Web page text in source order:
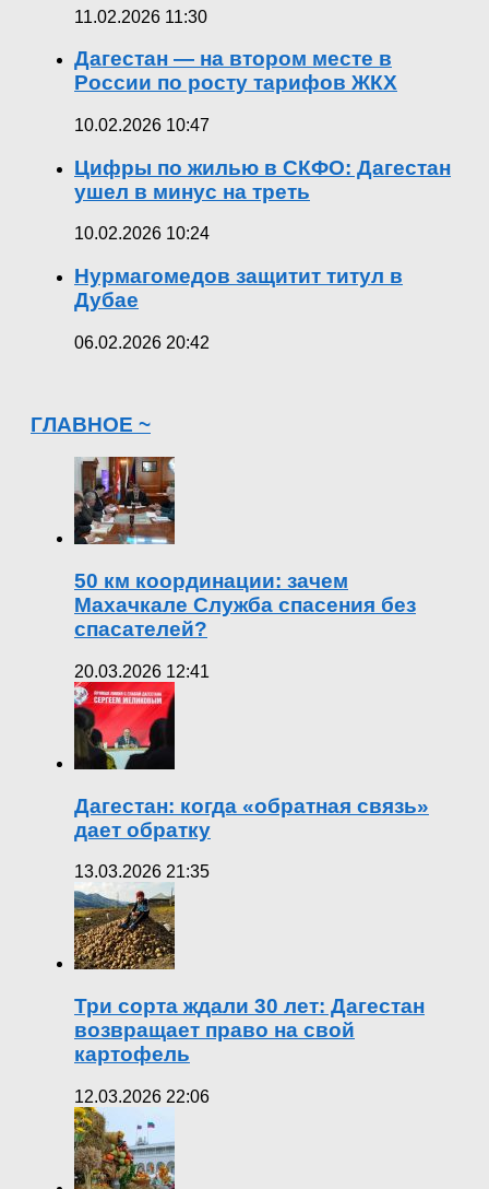
11.02.2026 11:30
Дагестан — на втором месте в
России по росту тарифов ЖКХ
10.02.2026 10:47
Цифры по жилью в СКФО: Дагестан
ушел в минус на треть
10.02.2026 10:24
Нурмагомедов защитит титул в
Дубае
06.02.2026 20:42
ГЛАВНОЕ ~
50 км координации: зачем
Махачкале Служба спасения без
спасателей?
20.03.2026 12:41
Дагестан: когда «обратная связь»
дает обратку
13.03.2026 21:35
Три сорта ждали 30 лет: Дагестан
возвращает право на свой
картофель
12.03.2026 22:06